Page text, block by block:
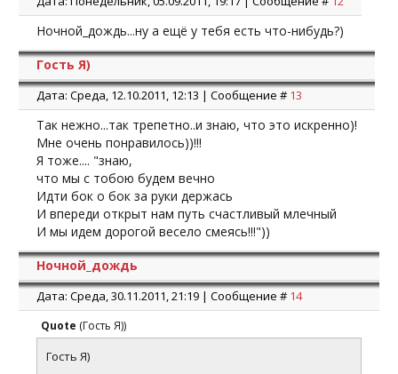
Ночной_дождь...ну а ещё у тебя есть что-нибудь?)
Гость Я)
Дата: Среда, 12.10.2011, 12:13 | Сообщение # 13
Так нежно...так трепетно..и знаю, что это искренно)!
Мне очень понравилось))!!!
Я тоже.... "знаю,
что мы с тобою будем вечно
Идти бок о бок за руки держась
И впереди открыт нам путь счастливый млечный
И мы идем дорогой весело смеясь!!!"))
Ночной_дождь
Дата: Среда, 30.11.2011, 21:19 | Сообщение # 14
Quote (Гость Я))
Гость Я)